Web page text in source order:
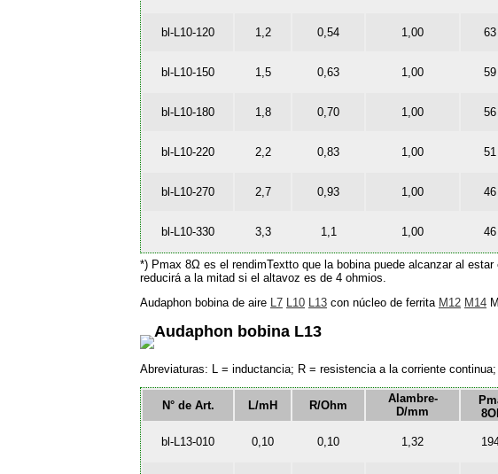
bl-L10-120 1,2 0,54 1,00
bl-L10-150 1,5 0,63 1,00
bl-L10-180 1,8 0,70 1,00
bl-L10-220 2,2 0,83 1,00
bl-L10-270 2,7 0,93 1,00
bl-L10-330 3,3 1,1 1,00
*) Pmax 8Ω es el rendimTextto que la bobina puede alcanzar al
reducirá a la mitad si el altavoz es de 4 ohmios.
Audaphon bobina de aire
L7 L10 L13 con núcleo de ferrita M12 M14
Audaphon bobina L13
Abreviaturas: L = inductancia; R = resistencia a la corriente
N° de Art. L/mH R/Ohm
Alambre-
D/mm
bl-L13-010 0,10 0,10 1,32